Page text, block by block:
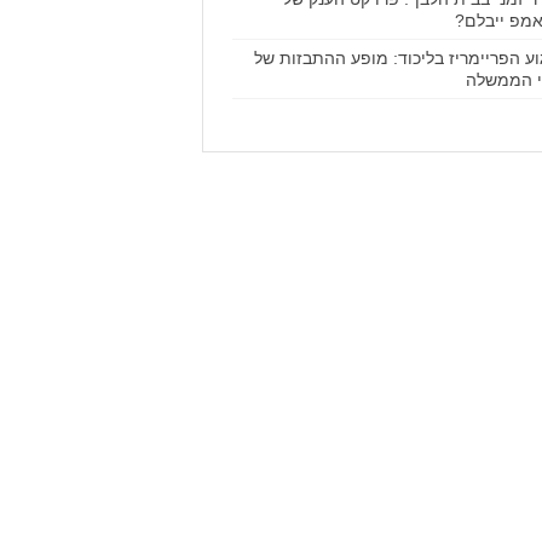
ייבלם?
הפריימריז בליכוד: מופע ההתבזות של
הממשלה